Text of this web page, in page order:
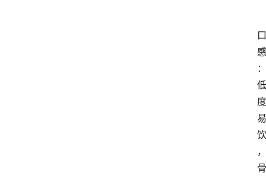
口
感
：
低
度
易
饮
，
骨